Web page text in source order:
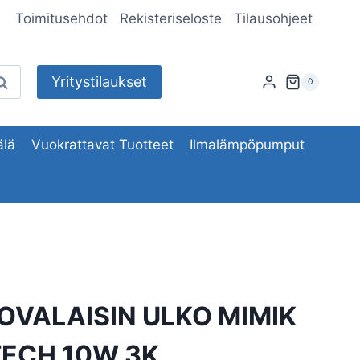
Toimitusehdot Rekisteriseloste Tilausohjeet
Yritystilaukset 0
Vuokrattavat Tuotteet Ilmalämpöpumput
ULKO MIMIK